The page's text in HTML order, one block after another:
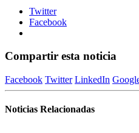
Twitter
Facebook
Compartir esta noticia
Facebook Twitter LinkedIn
Noticias Relacionadas